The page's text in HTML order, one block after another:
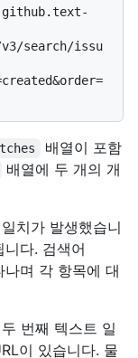
v3/search/issu
배열이 포함
배열에 두 개의 개
치가 발생했습니
다. 검색어
며 각 항목에 대
번째 텍스트 일
이 있습니다. 물